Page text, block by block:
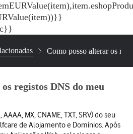
Como posso alterar os
registos DNS do meu
MX, CNAME, TXT, SRV) do seu
de Alojamento e Domínios. Após